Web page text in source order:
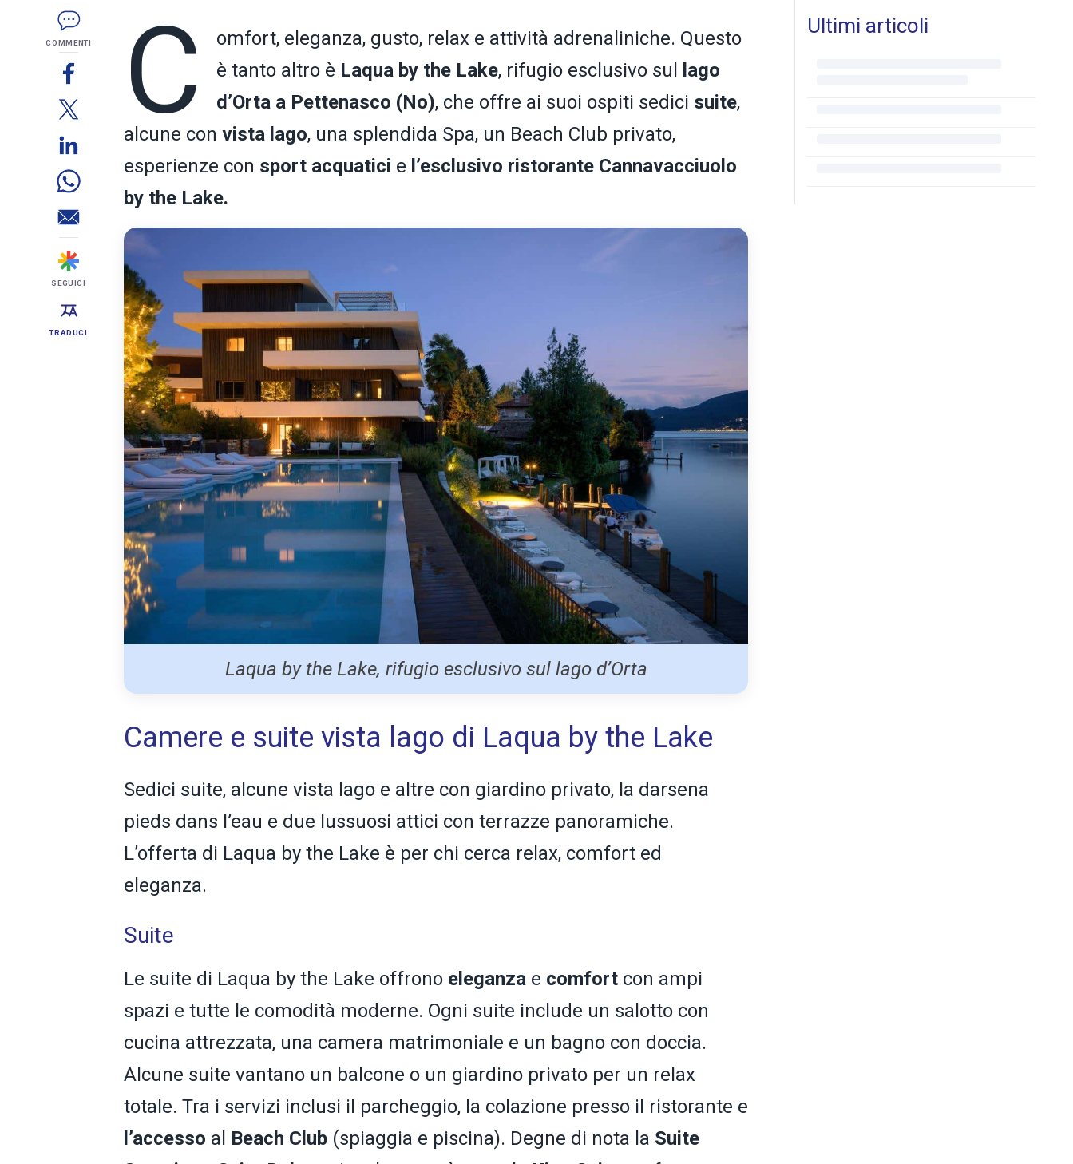
COMMENTI
SEGUICI
TRADUCI
C
omfort, eleganza, gusto, relax e attività adrenaliniche. Questo
è tanto altro è Laqua by the Lake, rifugio esclusivo sul
lago
d’Orta a Pettenasco (No), che offre ai suoi ospiti sedici suite,
alcune con vista lago, una splendida Spa, un Beach Club privato,
esperienze con sport acquatici e l’esclusivo ristorante Cannavacciuolo
by the Lake.
Laqua by the Lake, rifugio esclusivo sul lago d’Orta
Camere e suite vista lago di Laqua by the Lake
Sedici suite, alcune vista lago e altre con giardino privato, la darsena
pieds dans l’eau e due lussuosi attici con terrazze panoramiche.
L’offerta di Laqua by the Lake è per chi cerca relax, comfort ed
eleganza.
Suite
Le suite di Laqua by the Lake offrono eleganza e comfort con ampi
spazi e tutte le comodità moderne. Ogni suite include un salotto con
cucina attrezzata, una camera matrimoniale e un bagno con doccia.
Alcune suite vantano un balcone o un giardino privato per un relax
totale. Tra i servizi inclusi il parcheggio, la colazione presso il ristorante e
l’accesso al Beach Club (spiaggia e piscina). Degne di nota la Suite
Ultimi articoli